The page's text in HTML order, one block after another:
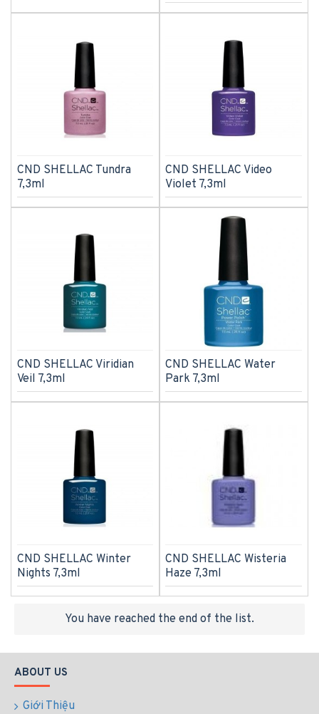
CND SHELLAC Tundra
7,3ml
CND SHELLAC Video
Violet 7,3ml
CND SHELLAC Viridian
Veil 7,3ml
CND SHELLAC Water
Park 7,3ml
CND SHELLAC Winter
Nights 7,3ml
CND SHELLAC Wisteria
Haze 7,3ml
You have reached the end of the list.
ABOUT US
Giới Thiệu